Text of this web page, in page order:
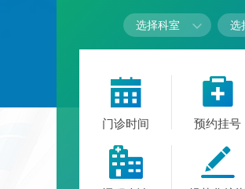
选择科室 

门诊时间

预约挂号
 